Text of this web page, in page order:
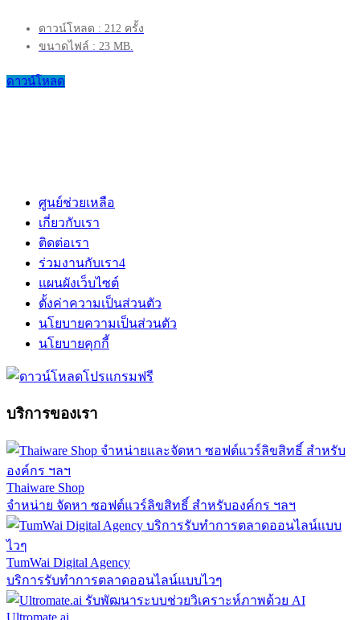
ดาวน์โหลด : 212 ครั้ง
ขนาดไฟล์ : 23 MB.
ดาวน์โหลด
ศูนย์ช่วยเหลือ
เกี่ยวกับเรา
ติดต่อเรา
ร่วมงานกับเรา4
แผนผังเว็บไซต์
ตั้งค่าความเป็นส่วนตัว
นโยบายความเป็นส่วนตัว
นโยบายคุกกี้
บริการของเรา
Thaiware Shop
จำหน่าย จัดหา ซอฟต์แวร์ลิขสิทธิ์ สำหรับองค์กร ฯลฯ
TumWai Digital Agency
บริการรับทำการตลาดออนไลน์แบบไวๆ
Ultromate.ai